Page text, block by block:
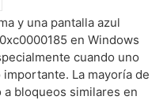
Datos de Configuración
Sistema
y una pantalla azul
en Windows
cuando uno
La mayoría de
bloqueos similares en